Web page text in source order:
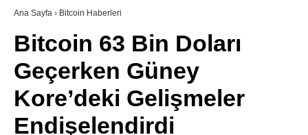
Youtube
SÖZLÜK
Ana Sayfa › Bitcoin Haberleri
Bitcoin 63 Bin Doları
Geçerken Güney
Kore’deki Gelişmeler
Endişelendirdi